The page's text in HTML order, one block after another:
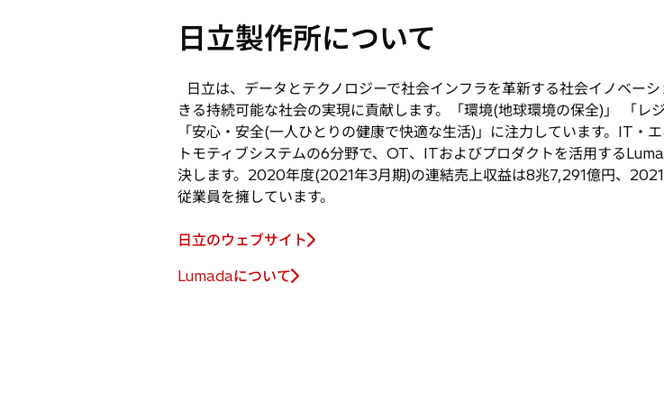
い
ブ
で
開
く
日立製作所について
日立は、データとテクノロジーで社会インフラを革新する社会イノベー
きる持続可能な社会の実現に貢献します。「環境(地球環境の保全)」 「レ
「安心・安全(一人ひとりの健康で快適な生活)」に注力しています。IT・
トモティブシステムの6分野で、OT、ITおよびプロダクトを活用する
決します。2020年度(2021年3月期)の連結売上収益は8兆7,291億円、
従業員を擁しています。
日立のウェブサイト
Lumadaについて
新